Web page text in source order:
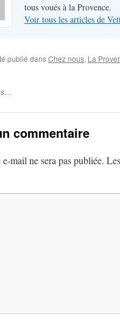
tous voués à la Provence.
Voir tous les articles de
publié dansChez nous, La
commentaire
mail ne sera pas publiée.